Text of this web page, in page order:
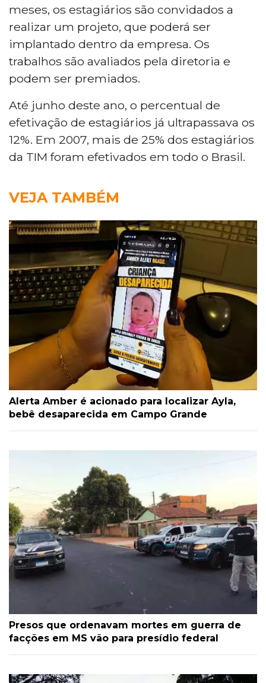
meses, os estagiários são convidados a
realizar um projeto, que poderá ser
implantado dentro da empresa. Os
trabalhos são avaliados pela diretoria e
podem ser premiados.
Até junho deste ano, o percentual de
efetivação de estagiários já ultrapassava os
12%. Em 2007, mais de 25% dos estagiários
da TIM foram efetivados em todo o Brasil.
VEJA TAMBÉM
Alerta Amber é acionado para localizar Ayla,
bebê desaparecida em Campo Grande
Presos que ordenavam mortes em guerra de
facções em MS vão para presídio federal